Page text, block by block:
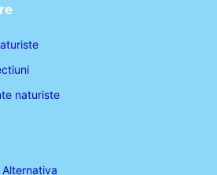
naturiste